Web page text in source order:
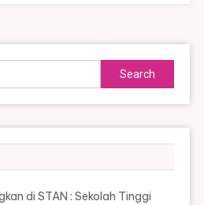
Search
for:
di STAN : Sekolah Tinggi